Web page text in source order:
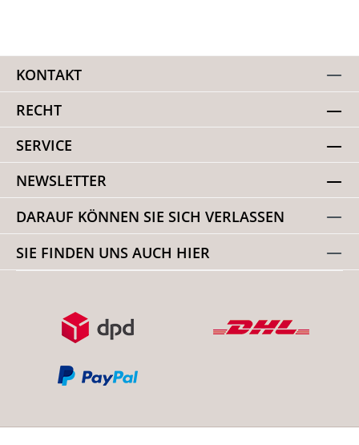
KONTAKT
RECHT
SERVICE
NEWSLETTER
DARAUF KÖNNEN SIE SICH VERLASSEN
SIE FINDEN UNS AUCH HIER